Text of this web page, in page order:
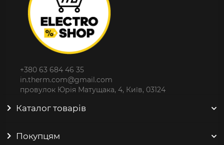
+380 63 684 46 35
in.therm.com@gmail.com
провулок Юрія Матущака, 4, Київ, 03124
Каталог товарів
Покупцям